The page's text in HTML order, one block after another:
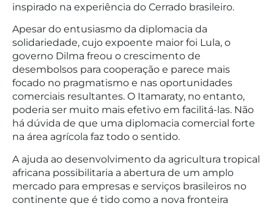
inspirado na experiência do Cerrado brasileiro.
Apesar do entusiasmo da diplomacia da
solidariedade, cujo expoente maior foi Lula, o
governo Dilma freou o crescimento de
desembolsos para cooperação e parece mais
focado no pragmatismo e nas oportunidades
comerciais resultantes. O Itamaraty, no entanto,
poderia ser muito mais efetivo em facilitá-las. Não
há dúvida de que uma diplomacia comercial forte
na área agrícola faz todo o sentido.
A ajuda ao desenvolvimento da agricultura tropical
africana possibilitaria a abertura de um amplo
mercado para empresas e serviços brasileiros no
continente que é tido como a nova fronteira